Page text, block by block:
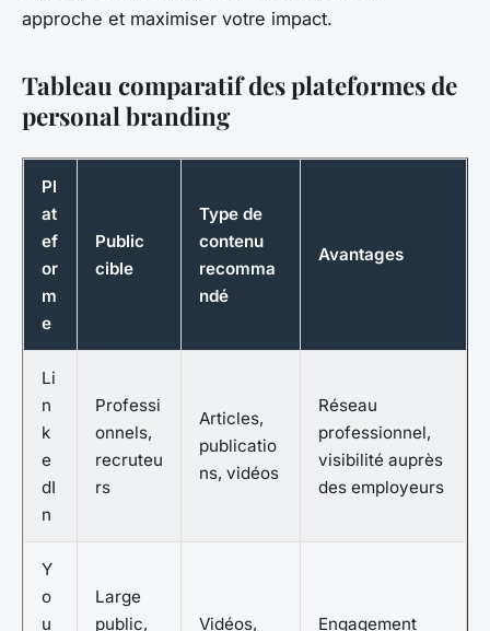
approche et maximiser votre impact.
Tableau comparatif des plateformes de
personal branding
Pl
at
ef
or
m
e
Public
cible
Type de
contenu
recomma
ndé
Avantages
Li
n
k
e
dI
n
Professi
onnels,
recruteu
rs
Articles,
publicatio
ns, vidéos
Réseau
professionnel,
visibilité auprès
des employeurs
Y
o
u
Large
public,
Vidéos, Engagement